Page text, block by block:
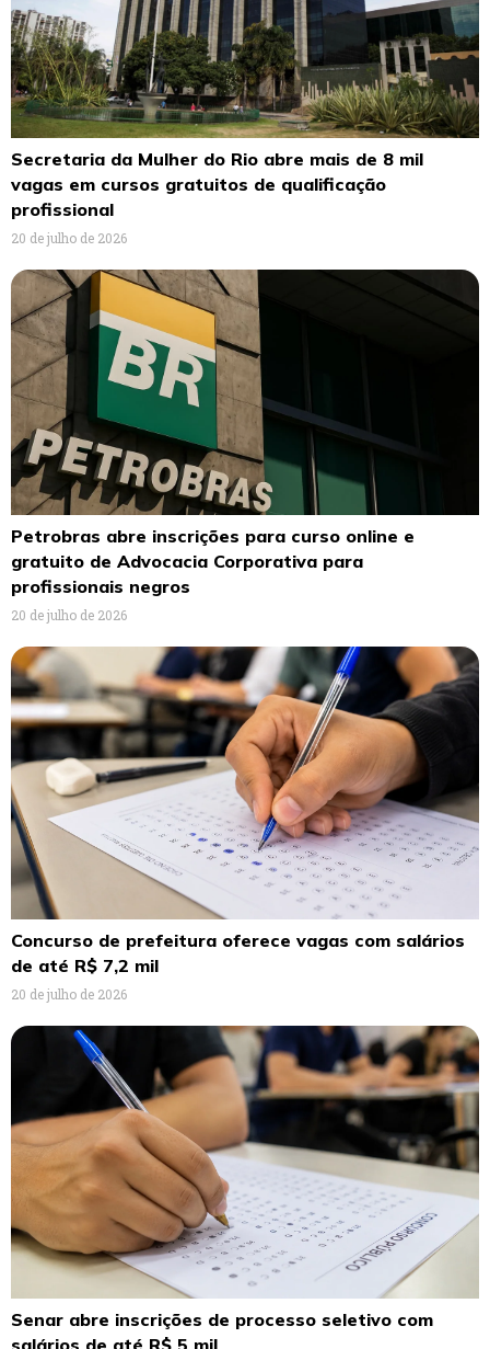
Secretaria da Mulher do Rio abre mais de 8 mil
vagas em cursos gratuitos de qualificação
profissional
20 de julho de 2026
Petrobras abre inscrições para curso online e
gratuito de Advocacia Corporativa para
profissionais negros
20 de julho de 2026
Concurso de prefeitura oferece vagas com salários
de até R$ 7,2 mil
20 de julho de 2026
Senar abre inscrições de processo seletivo com